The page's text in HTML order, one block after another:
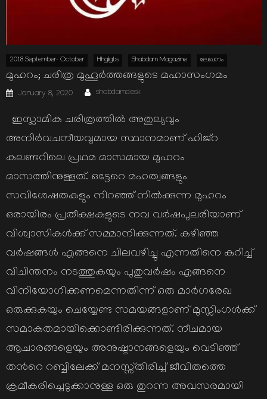
2018 September- October Hihgligts Shabdam Magazine ലേഖനം
മുഹറം; ചരിത്ര മുഹൂര്‍ത്തങ്ങളുടെ മഹാസംഗമം
Posted
on
January 8, 2020 Author
shabdamdesk
ഇസ്ലാമിക ചരിത്രത്തില്‍ അതുല്യവും
അനിര്‍വചനീയവുമായ സ്ഥാനമാണ് ഹിജ്റ
കലണ്ടറിലെ പ്രഥമ മാസമായ മുഹറം
മാസത്തിനുള്ളത്. ഒട്ടേറെ മഹത്വങ്ങളും
സവിശേഷതകളും നിറഞ്ഞ് നില്‍ക്കുന്ന മുഹറം
ഒരായിരം പ്രതീക്ഷകളുടെ നവ വര്‍ഷപുലരിയാണ്
വിശ്വാസികള്‍ക്ക് സമ്മാനിക്കുന്നത്. കഴിഞ്ഞ
വര്‍ഷങ്ങള്‍ എങ്ങനെ ചിലവഴിച്ചു എന്നതിനെ കുറിച്ച്
വിചിന്തനം നടത്തുകയും പുതുവര്‍ഷം എങ്ങനെ
വിനിയോഗിക്കണമെന്നതിന്ന് ഒരു മാര്‍ഗരേഖ
ഒരുക്കുകയും ചെയ്യേണ്ട സമയങ്ങളാണ് മുസ്ലിംഗള്‍ക്ക്
സമാകതമായിക്കൊണ്ടിരിക്കുന്നത്. നീചമായ
ആചാരങ്ങളെയും അനുഷ്ടാനങ്ങളെയും വെടിഞ്ഞ്
തന്‍റെ റബ്ബിലേക്ക് മനസ്സ്തിരിച്ച് ജീവിതത്തെ
ക്രമീകരിച്ചെടുക്കാനുള്ള ഒരു തുറന്ന അവസരമായി